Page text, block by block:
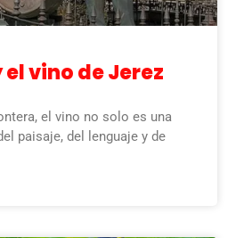
el vino de Jerez
el vino no solo es una
paisaje, del lenguaje y de